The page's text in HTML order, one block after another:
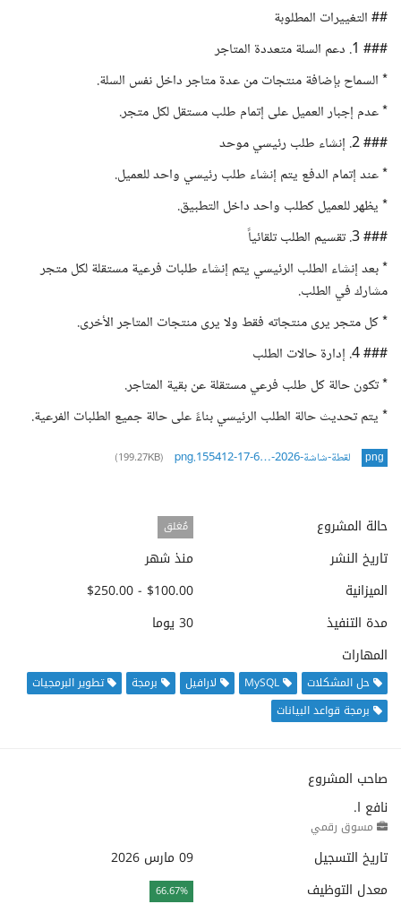
## التغييرات المطلوبة
### 1. دعم السلة متعددة المتاجر
* السماح بإضافة منتجات من عدة متاجر داخل نفس السلة.
* عدم إجبار العميل على إتمام طلب مستقل لكل متجر.
### 2. إنشاء طلب رئيسي موحد
* عند إتمام الدفع يتم إنشاء طلب رئيسي واحد للعميل.
* يظهر للعميل كطلب واحد داخل التطبيق.
### 3. تقسيم الطلب تلقائياً
* بعد إنشاء الطلب الرئيسي يتم إنشاء طلبات فرعية مستقلة لكل متجر
مشارك في الطلب.
* كل متجر يرى منتجاته فقط ولا يرى منتجات المتاجر الأخرى.
### 4. إدارة حالات الطلب
* تكون حالة كل طلب فرعي مستقلة عن بقية المتاجر.
* يتم تحديث حالة الطلب الرئيسي بناءً على حالة جميع الطلبات الفرعية.
png لقطة-شاشة-2026-…6-17-155412.png (199.27KB)
حالة المشروع مُغلق
تاريخ النشر
منذ شهر
الميزانية
$100.00 - $250.00
مدة التنفيذ
30 يوما
المهارات
حل المشكلات MySQL لارافيل برمجة
تطوير البرمجيات
برمجة قواعد البيانات
صاحب المشروع
نافع ا.
مسوق رقمي
تاريخ التسجيل
09 مارس 2026
معدل التوظيف
66.67%